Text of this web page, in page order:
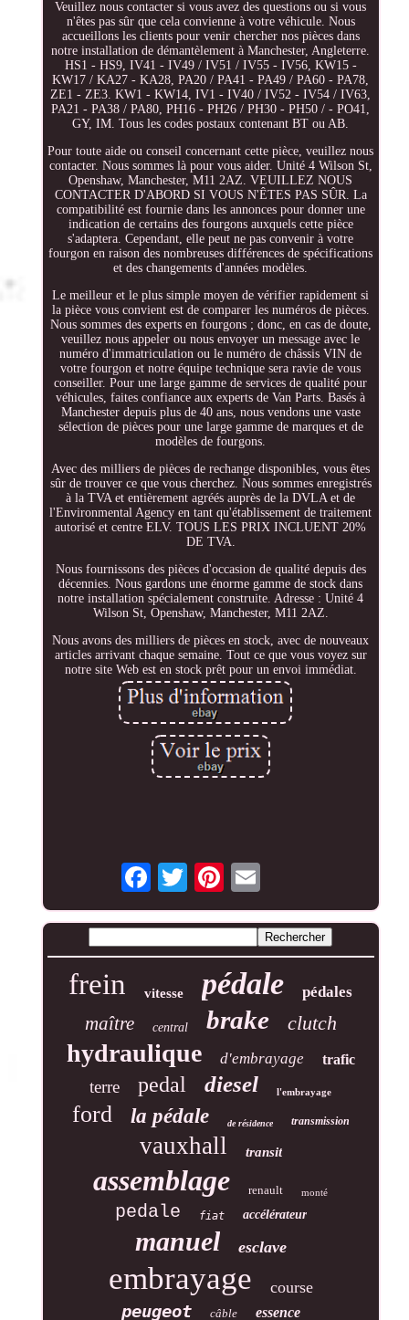
Veuillez nous contacter si vous avez des questions ou si vous
n'êtes pas sûr que cela convienne à votre véhicule. Nous
accueillons les clients pour venir chercher nos pièces dans
notre installation de démantèlement à Manchester, Angleterre.
HS1 - HS9, IV41 - IV49 / IV51 / IV55 - IV56, KW15 -
KW17 / KA27 - KA28, PA20 / PA41 - PA49 / PA60 - PA78,
ZE1 - ZE3. KW1 - KW14, IV1 - IV40 / IV52 - IV54 / IV63,
PA21 - PA38 / PA80, PH16 - PH26 / PH30 - PH50 / - PO41,
GY, IM. Tous les codes postaux contenant BT ou AB.
Pour toute aide ou conseil concernant cette pièce, veuillez nous
contacter. Nous sommes là pour vous aider. Unité 4 Wilson St,
Openshaw, Manchester, M11 2AZ. VEUILLEZ NOUS
CONTACTER D'ABORD SI VOUS N'ÊTES PAS SÛR. La
compatibilité est fournie dans les annonces pour donner une
indication de certains des fourgons auxquels cette pièce
s'adaptera. Cependant, elle peut ne pas convenir à votre
fourgon en raison des nombreuses différences de spécifications
et des changements d'années modèles.
Le meilleur et le plus simple moyen de vérifier rapidement si
la pièce vous convient est de comparer les numéros de pièces.
Nous sommes des experts en fourgons ; donc, en cas de doute,
veuillez nous appeler ou nous envoyer un message avec le
numéro d'immatriculation ou le numéro de châssis VIN de
votre fourgon et notre équipe technique sera ravie de vous
conseiller. Pour une large gamme de services de qualité pour
véhicules, faites confiance aux experts de Van Parts. Basés à
Manchester depuis plus de 40 ans, nous vendons une vaste
sélection de pièces pour une large gamme de marques et de
modèles de fourgons.
Avec des milliers de pièces de rechange disponibles, vous êtes
sûr de trouver ce que vous cherchez. Nous sommes enregistrés
à la TVA et entièrement agréés auprès de la DVLA et de
l'Environmental Agency en tant qu'établissement de traitement
autorisé et centre ELV. TOUS LES PRIX INCLUENT 20%
DE TVA.
Nous fournissons des pièces d'occasion de qualité depuis des
décennies. Nous gardons une énorme gamme de stock dans
notre installation spécialement construite. Adresse : Unité 4
Wilson St, Openshaw, Manchester, M11 2AZ.
Nous avons des milliers de pièces en stock, avec de nouveaux
articles arrivant chaque semaine. Tout ce que vous voyez sur
notre site Web est en stock prêt pour un envoi immédiat.
frein vitesse pédale pédales
maître central brake clutch
hydraulique d'embrayage trafic
terre pedal diesel l'embrayage
ford la pédale de résidence transmission
vauxhall transit
assemblage renault monté
pedale fiat accélérateur
manuel esclave
embrayage course
peugeot câble essence